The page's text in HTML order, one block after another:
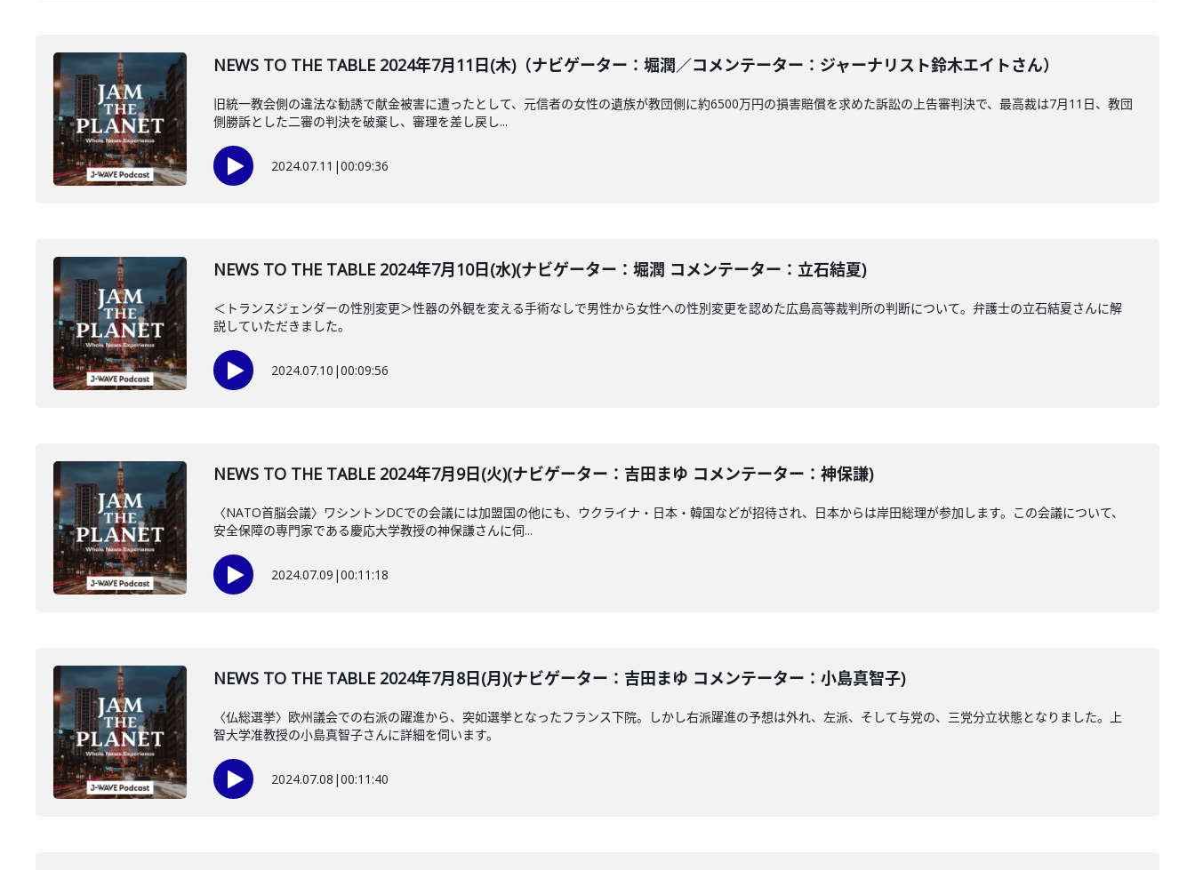
NEWS TO THE TABLE 2024年7月11日(木)（ナビゲーター：堀潤／コメンテーター：ジャーナリスト鈴木エイトさん）
旧統一教会側の違法な勧誘で献金被害に遭ったとして、元信者の女性の遺族が教団側に約6500万円の損害賠償を求めた訴訟の上告審判決で、最高裁は7月11日、教団
側勝訴とした二審の判決を破棄し、審理を差し戻し...
2024.07.11 |00:09:36
NEWS TO THE TABLE 2024年7月10日(水)(ナビゲーター：堀潤 コメンテーター：立石結夏)
＜トランスジェンダーの性別変更＞性器の外観を変える手術なしで男性から女性への性別変更を認めた広島高等裁判所の判断について。弁護士の立石結夏さんに解
説していただきました。
2024.07.10 |00:09:56
NEWS TO THE TABLE 2024年7月9日(火)(ナビゲーター：吉田まゆ コメンテーター：神保謙)
〈NATO首脳会議〉ワシントンDCでの会議には加盟国の他にも、ウクライナ・日本・韓国などが招待され、日本からは岸田総理が参加します。この会議について、
安全保障の専門家である慶応大学教授の神保謙さんに伺...
2024.07.09 |00:11:18
NEWS TO THE TABLE 2024年7月8日(月)(ナビゲーター：吉田まゆ コメンテーター：小島真智子)
〈仏総選挙〉欧州議会での右派の躍進から、突如選挙となったフランス下院。しかし右派躍進の予想は外れ、左派、そして与党の、三党分立状態となりました。上
智大学准教授の小島真智子さんに詳細を伺います。
2024.07.08 |00:11:40